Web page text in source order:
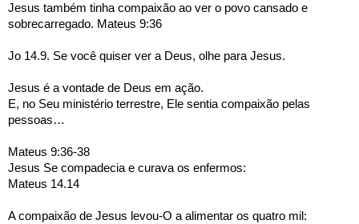
Jesus também tinha compaixão ao ver o povo cansado e
sobrecarregado. Mateus 9:36
Jo 14.9. Se você quiser ver a Deus, olhe para Jesus.
Jesus é a vontade de Deus em ação.
E, no Seu ministério terrestre, Ele sentia compaixão pelas
pessoas…
Mateus 9:36-38
Jesus Se compadecia e curava os enfermos:
Mateus 14.14
A compaixão de Jesus levou-O a alimentar os quatro mil: